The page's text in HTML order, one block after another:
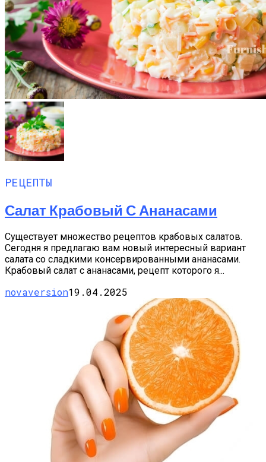
РЕЦЕПТЫ
Салат Крабовый С Ананасами
Существует множество рецептов крабовых салатов.
Сегодня я предлагаю вам новый интересный вариант
салата со сладкими консервированными ананасами.
Крабовый салат с ананасами, рецепт которого я...
novaversion19.04.2025